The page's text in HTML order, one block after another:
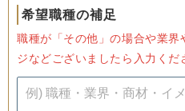
希望職種の補足
職種が「その他」の場合や業
ジなどございましたら入力くだ